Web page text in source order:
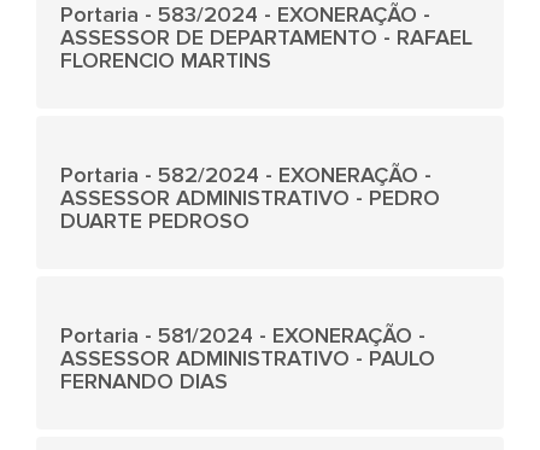
Portaria - 583/2024 - EXONERAÇÃO -
ASSESSOR DE DEPARTAMENTO - RAFAEL
FLORENCIO MARTINS
Portaria - 582/2024 - EXONERAÇÃO -
ASSESSOR ADMINISTRATIVO - PEDRO
DUARTE PEDROSO
Portaria - 581/2024 - EXONERAÇÃO -
ASSESSOR ADMINISTRATIVO - PAULO
FERNANDO DIAS